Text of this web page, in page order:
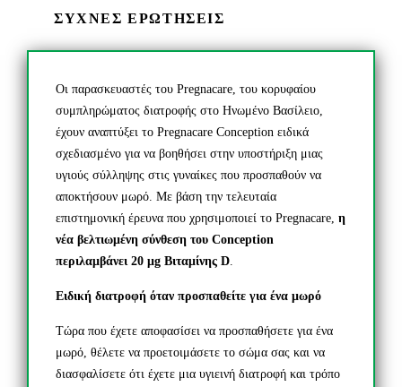
ΣΥΧΝΕΣ ΕΡΩΤΗΣΕΙΣ
Οι παρασκευαστές του Pregnacare, του κορυφαίου
συμπληρώματος διατροφής στο Ηνωμένο Βασίλειο,
έχουν αναπτύξει το Pregnacare Conception ειδικά
σχεδιασμένο για να βοηθήσει στην υποστήριξη μιας
υγιούς σύλληψης στις γυναίκες που προσπαθούν να
αποκτήσουν μωρό. Με βάση την τελευταία
επιστημονική έρευνα που χρησιμοποιεί το Pregnacare, η
νέα βελτιωμένη σύνθεση του Conception
περιλαμβάνει 20 μg Βιταμίνης D
Ειδική διατροφή όταν προσπαθείτε για ένα μωρό
Τώρα που έχετε αποφασίσει να προσπαθήσετε για ένα
μωρό, θέλετε να προετοιμάσετε το σώμα σας και να
διασφαλίσετε ότι έχετε μια υγιεινή διατροφή και τρόπο